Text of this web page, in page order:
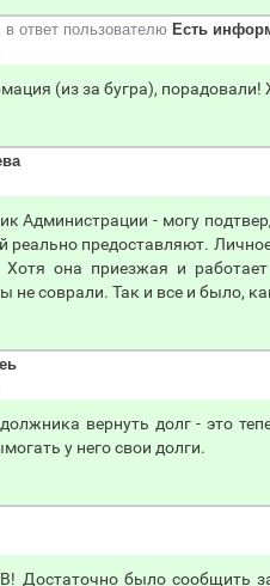
в ответ пользователю Есть
(из за бугра),
Администрации - могу
реально предоставляют.
Хотя она приезжая и
не соврали. Так и все и было,
вернуть долг - это
у него свои долги.
Достаточно было сообщить